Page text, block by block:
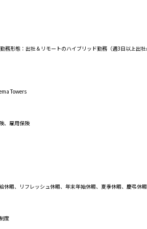
務形態：出社＆リモートのハイブリッド勤務（週3日以上出
Towers
、雇用保険
休暇、リフレッシュ休暇、年末年始休暇、夏季休暇、慶弔休暇
度